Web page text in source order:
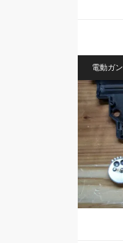
電動ガン